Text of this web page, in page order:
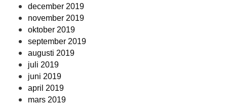
december 2019
november 2019
oktober 2019
september 2019
augusti 2019
juli 2019
juni 2019
april 2019
mars 2019